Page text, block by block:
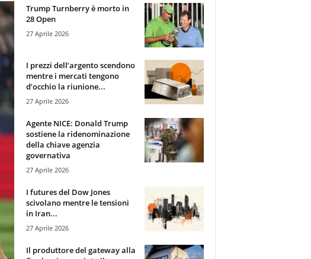
Trump Turnberry è morto in
28 Open
27 Aprile 2026
I prezzi dell’argento scendono
mentre i mercati tengono
d’occhio la riunione...
27 Aprile 2026
Agente NICE: Donald Trump
sostiene la ridenominazione
della chiave agenzia
governativa
27 Aprile 2026
I futures del Dow Jones
scivolano mentre le tensioni
in Iran...
27 Aprile 2026
Il produttore del gateway alla